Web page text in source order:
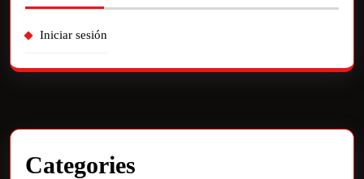
Iniciar sesión
Categories